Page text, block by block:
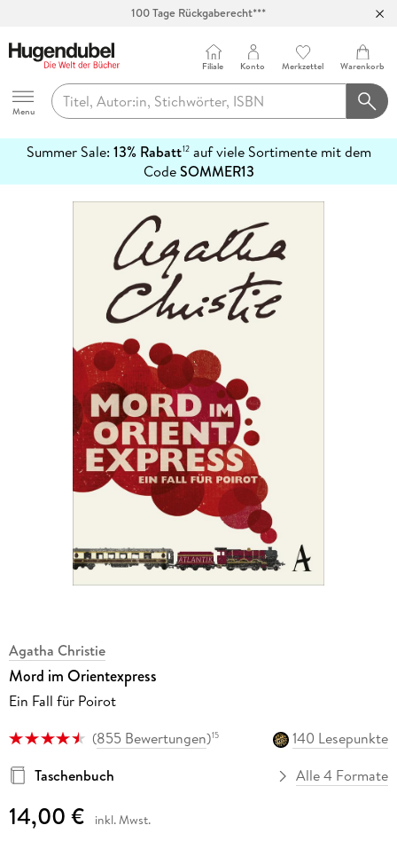
Hugendubel
Menu
Filiale Konto Merkzettel Warenkorb
Summer Sale: 13% Rabatt12auf viele Sortimente mit dem
CodeSOMMER13
erfahren
Agatha Christie
Mord im Orientexpress
Ein Fall für Poirot
(855 Bewertungen)15
140 Lesepunkte
Taschenbuch
Alle 4 Formate
14,00 € inkl. Mwst.